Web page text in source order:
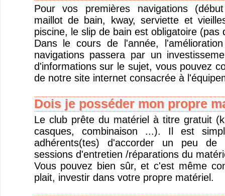
Pour vos premières navigations
maillot de bain, kway, serviette et
piscine, le slip de bain est obligatoire (pas
Dans le cours de l'année,
navigations passera par un
d'informations sur le sujet, vous pouvez
de notre site internet consacrée à
Dois je posséder mon propre
Le club prête du matériel à titre gratuit
casques, combinaison ...). Il est
adhérents(tes) d'accorder un peu
sessions d'entretien /réparations du
Vous pouvez bien sûr, et c'est même
plait, investir dans votre propre matériel.